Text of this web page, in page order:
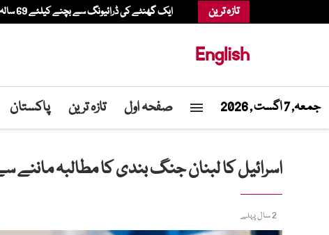
تازہ ترین ایک گھنٹے کی ڈرائیونگ سے بچنے کیلئے 69 سالہ شخص ہیلی کاپٹر میں شاپنگ کرنے پہنچ گیا
English
جمعہ, 7 اگست , 2026 صفحہ اول تازہ ترین پاکستان
اسرائیل کا لبنان جنگ بندی کا مطالبہ ماننے
2 سال پہلے